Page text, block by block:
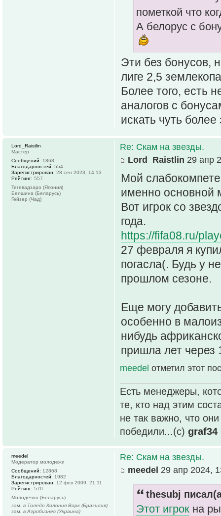
пометкой что
А белорус с
Эти без бонусов,
лиге 2,5
Более того, есть
аналогов с
искать чуть
Re: Скам на звезды.
Lord_Raistlin 29 апр
Мой
именно основной
Вот игрок со
года.
https://fifa08.ru/
27 февраля я
погасла(. Будь у
прошлом сезоне.
Еще могу
особенно в
нибудь
пришла лет через
meedel отметил этот
Есть менеджеры,
те, кто над этим
не так важно, что
победили...(с) graf34
Lord_Raistlin
Мастер
Сообщений: 1868
Благодарностей: 554
Зарегистрирован: 28 сен 2023, 14:13
Рейтинг: 557
Тегевадзаро (Япония)
Белшина (Беларусь)
Гейзер (Чад)
Re: Скам на звезды.
meedel 29 апр 2024,
thesubj
Этот игрок на
meedel
Модератор молодежи
Сообщений: 12868
Благодарностей: 1982
Зарегистрирован: 12 фев 2009, 21:11
Рейтинг: 570
Молодечно (Беларусь)
зам. в Толедо Колония Ворк (Бразилия)
зам. в Агробизнес (Украина)